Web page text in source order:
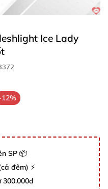
Ice Lady
12%
SP 📦
đêm) ⚡
300.000đ